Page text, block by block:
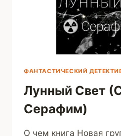
ФАНТАСТИЧЕСКИЙ
Лунный Свет
Серафим)
О чем книга Новая